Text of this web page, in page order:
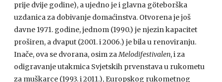
prije dvije godine), a ujedno je i glavna göteborška
uzdanica za dobivanje domaćinstva. Otvorena je još
davne 1971. godine, jednom (1990.) je njezin kapacitet
proširen, a dvaput (2001. i 2006.) je bila u renoviranju.
Inače, ova se dvorana, osim zaMelodifestivalen, i za
odigravanje utakmica Svjetskih prvenstava u rukometu
za muškarce (1993. i 2011.), Europskog rukometnog